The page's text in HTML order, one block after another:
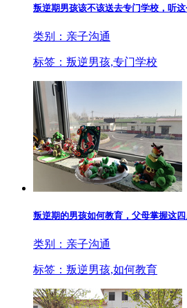
叛逆期男孩该不该送去专门学校，听
类别：亲子沟通
标签：叛逆男孩,专门学校
叛逆期的男孩如何教育，父母掌握这
类别：亲子沟通
标签：叛逆男孩,如何教育